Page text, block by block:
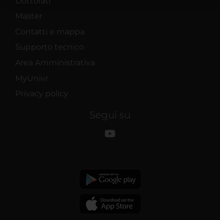
raccolto dal tuo utilizzo dei loro servizi.
Master
Contatti e mappa
Supporto tecnico
Area Amministrativa
MyUnivr
Privacy policy
Segui su